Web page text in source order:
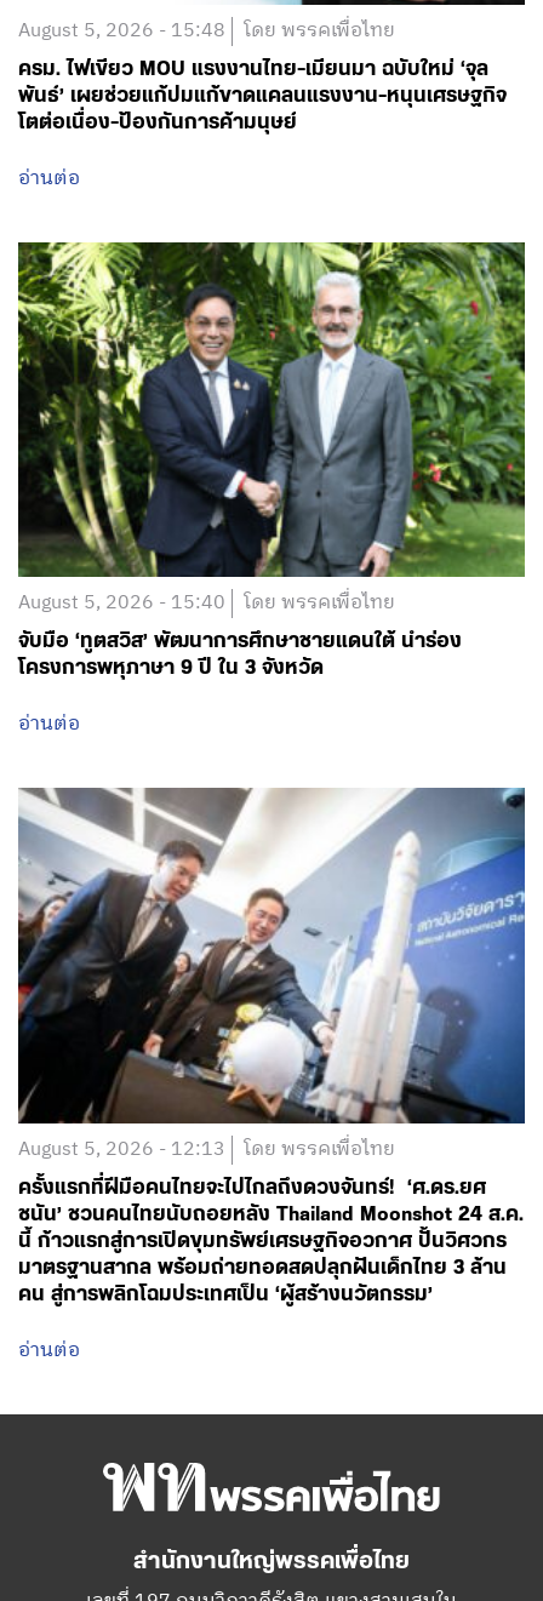
August 5, 2026 - 15:48 โดย พรรคเพื่อไทย
ครม. ไฟเขียว MOU แรงงานไทย-เมียนมา ฉบับใหม่ ‘จุล
พันธ์’ เผยช่วยแก้ปมแก้ขาดแคลนแรงงาน-หนุนเศรษฐกิจ
โตต่อเนื่อง-ป้องกันการค้ามนุษย์
อ่านต่อ
August 5, 2026 - 15:40 โดย พรรคเพื่อไทย
จับมือ ‘ทูตสวิส’ พัฒนาการศึกษาชายแดนใต้ นำร่อง
โครงการพหุภาษา 9 ปี ใน 3 จังหวัด
อ่านต่อ
August 5, 2026 - 12:13 โดย พรรคเพื่อไทย
ครั้งแรกที่ฝีมือคนไทยจะไปไกลถึงดวงจันทร์! ‘ศ.ดร.ยศ
ชนัน’ ชวนคนไทยนับถอยหลัง Thailand Moonshot 24 ส.ค.
นี้ ก้าวแรกสู่การเปิดขุมทรัพย์เศรษฐกิจอวกาศ ปั้นวิศวกร
มาตรฐานสากล พร้อมถ่ายทอดสดปลุกฝันเด็กไทย 3 ล้าน
คน สู่การพลิกโฉมประเทศเป็น ‘ผู้สร้างนวัตกรรม’
อ่านต่อ
สำนักงานใหญ่พรรคเพื่อไทย